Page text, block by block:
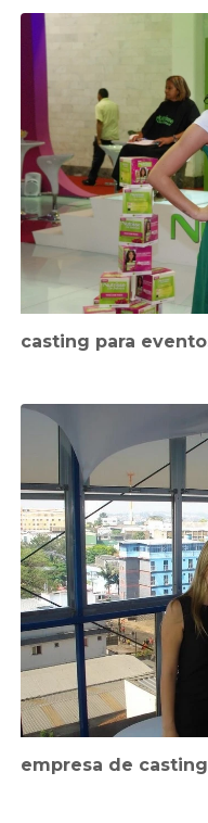
casting para
empresa de